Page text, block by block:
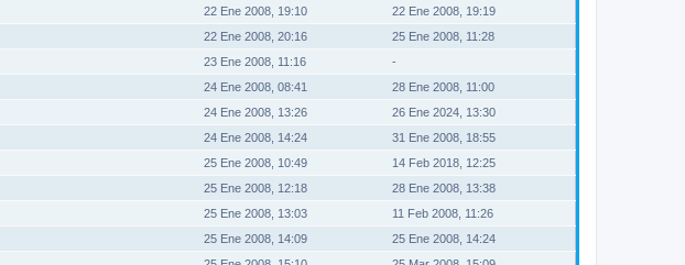
22 Ene 2008, 19:10
22 Ene 2008, 19:19
22 Ene 2008, 20:16
25 Ene 2008, 11:28
23 Ene 2008, 11:16
-
24 Ene 2008, 08:41
28 Ene 2008, 11:00
24 Ene 2008, 13:26
26 Ene 2024, 13:30
24 Ene 2008, 14:24
31 Ene 2008, 18:55
25 Ene 2008, 10:49
14 Feb 2018, 12:25
25 Ene 2008, 12:18
28 Ene 2008, 13:38
25 Ene 2008, 13:03
11 Feb 2008, 11:26
25 Ene 2008, 14:09
25 Ene 2008, 14:24